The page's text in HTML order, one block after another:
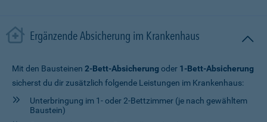
Ergänzende Absicherung im Krankenhaus
Mit den Bausteinen 2-Bett-Absicherung oder 1-Bett-Absicherung
sicherst du dir zusätzlich folgende Leistungen im Krankenhaus:
Unterbringung im 1- oder 2-Bettzimmer (je nach gewähltem
Baustein)